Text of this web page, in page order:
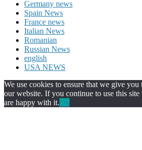
Germany news
Spain News
France news
Italian News
Romanian
Russian News
english
USA NEWS
We use cookies to ensure that we give you
our website. If you continue to use this
are happy with it.Ok